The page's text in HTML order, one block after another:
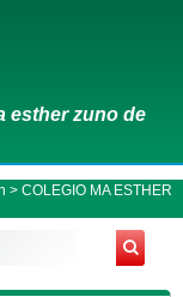
esther zuno de
> COLEGIO MA ESTHER